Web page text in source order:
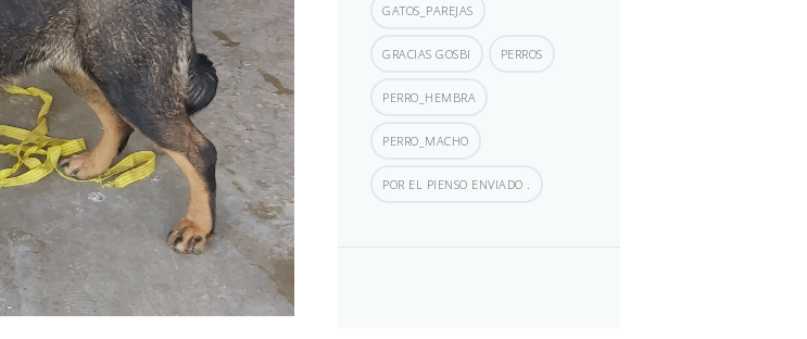
GATOS_PAREJAS
GRACIAS GOSBI PERROS
PERRO_HEMBRA
PERRO_MACHO
POR EL PIENSO ENVIADO .